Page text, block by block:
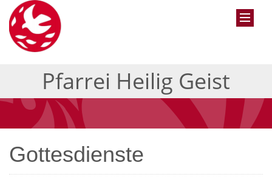
Pfarrei Heilig Geist
Gottesdienste